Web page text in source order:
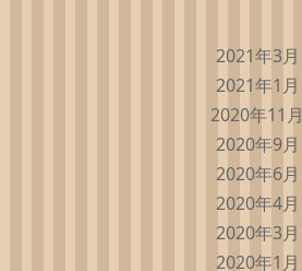
2021年3月
2021年1月
2020年11月
2020年9月
2020年6月
2020年4月
2020年3月
2020年1月